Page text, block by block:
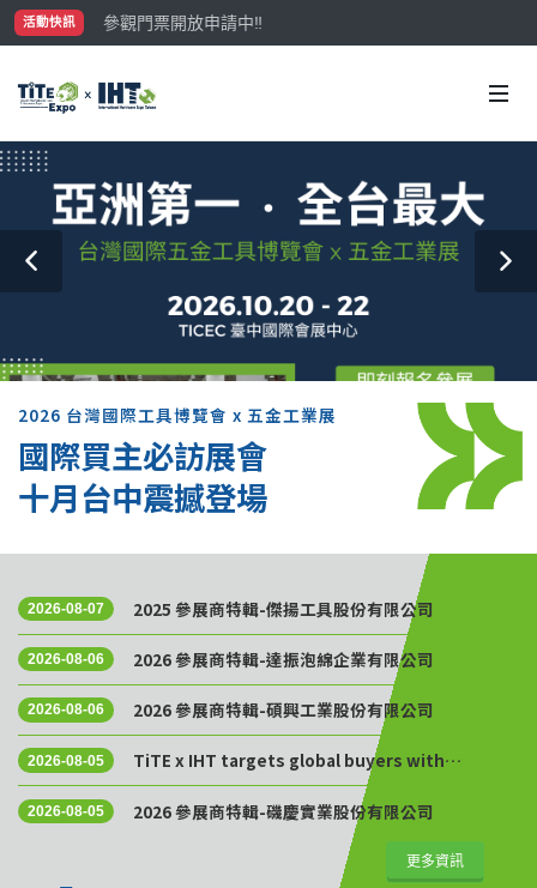
活動快訊
參觀門票開放申請中‼️
最大規模台灣五金展TiTE x IHT，2026/10/20-22與您在臺
2026 台灣國際工具博覽會 x 五金工業展
國際買主必訪展會
十月台中震撼登場
2026-08-07 2025 參展商特輯-傑揚工具股份有限公司
2026-08-06 2026 參展商特輯-達振泡綿企業有限公司
2026-08-06 2026 參展商特輯-碩興工業股份有限公司
2026-08-05
TiTE x IHT targets global buyers with
Golden Sourcing Week
2026-08-05 2026 參展商特輯-磯慶實業股份有限公司
更多資訊